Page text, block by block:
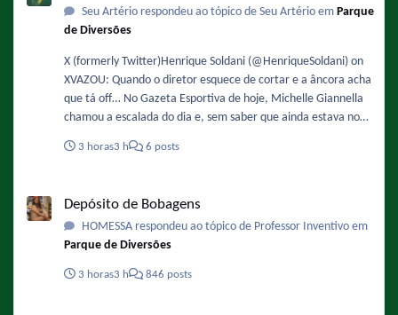
Seu Artério respondeu ao tópico de Seu Artério em Parque
de Diversões
X (formerly Twitter)Henrique Soldani (@HenriqueSoldani) on
XVAZOU: Quando o diretor esquece de cortar e a âncora acha
que tá off… No Gazeta Esportiva de hoje, Michelle Giannella
chamou a escalada do dia e, sem saber que ainda estava no
3 horas3 h 6 posts
Depósito de Bobagens
HOMESSA respondeu ao tópico de Professor Inventivo em
Parque de Diversões
3 horas3 h 846 posts